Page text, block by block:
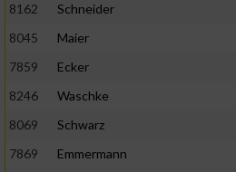
8162
Schneider
8045
Maier
7859
Ecker
8246
Waschke
8069
Schwarz
7869
Emmermann